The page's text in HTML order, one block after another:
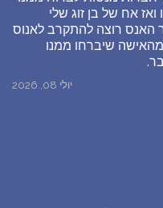
אח של בן זוג שלי
האנס רוצה להתקרב לאנוס
שיברחו ממנו
יולי 08, 2026